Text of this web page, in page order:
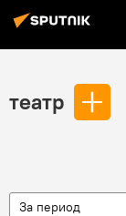
театр
За период